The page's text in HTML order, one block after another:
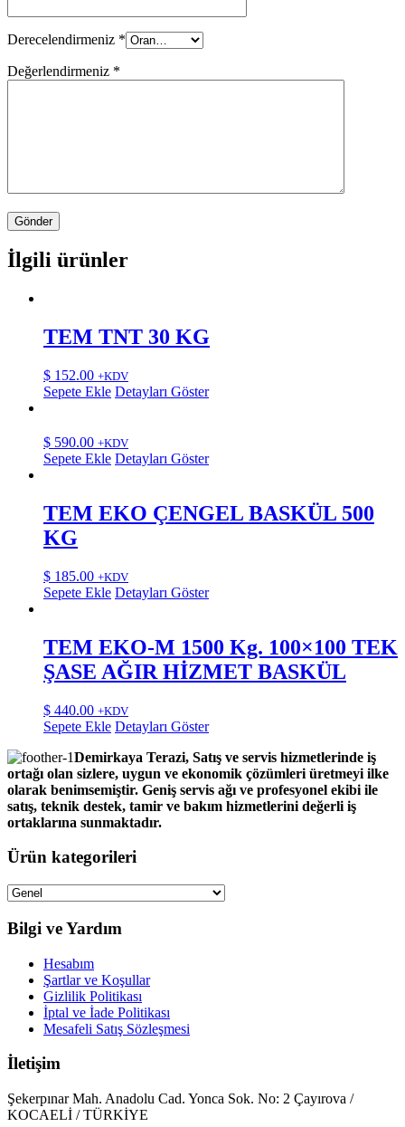
Derecelendirmeniz *
Değerlendirmeniz *
İlgili ürünler
TEM TNT 30 KG
$ 152.00 +KDV
Sepete Ekle Detayları Göster
$ 590.00 +KDV
Sepete Ekle Detayları Göster
TEM EKO ÇENGEL BASKÜL 500
KG
$ 185.00 +KDV
Sepete Ekle Detayları Göster
TEM EKO-M 1500 Kg. 100×100 TEK
ŞASE AĞIR HİZMET BASKÜL
$ 440.00 +KDV
Sepete Ekle Detayları Göster
Demirkaya Terazi, Satış ve servis hizmetlerinde iş
ortağı olan sizlere, uygun ve ekonomik çözümleri üretmeyi ilke
olarak benimsemiştir. Geniş servis ağı ve profesyonel ekibi ile
satış, teknik destek, tamir ve bakım hizmetlerini değerli iş
ortaklarına sunmaktadır.
Ürün kategorileri
Bilgi ve Yardım
Hesabım
Şartlar ve Koşullar
Gizlilik Politikası
İptal ve İade Politikası
Mesafeli Satış Sözleşmesi
İletişim
Şekerpınar Mah. Anadolu Cad. Yonca Sok. No: 2 Çayırova /
KOCAELİ / TÜRKİYE